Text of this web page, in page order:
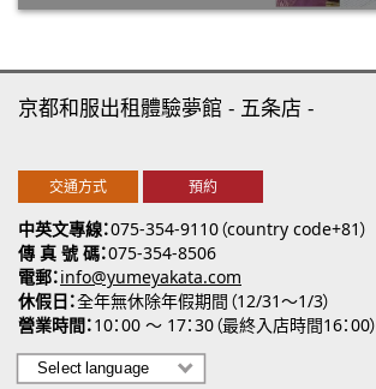
中英文專線 075-354-9110（country code+81）
傳 真 號 碼 075-354-8506
電郵 info@yumeyakata.com
休假日 全年無休除年假期間（12/31～1/3）
營業時間 10：00 ～ 17：30（最終入店時間16：00）
京都和服出租體驗夢館 五条店
交通方式 預約